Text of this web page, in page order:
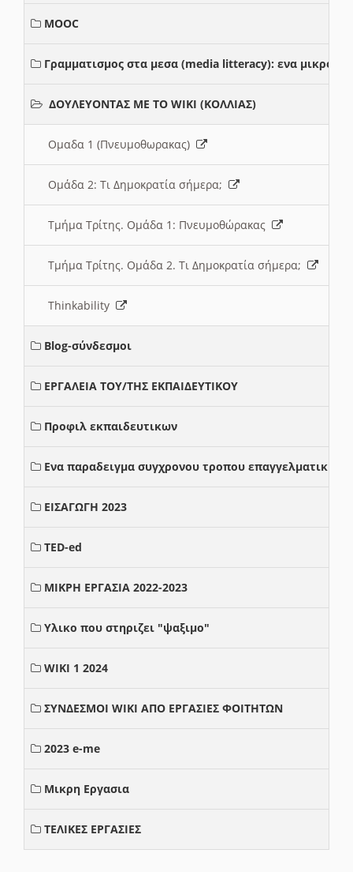
MOOC
Γραμματισμος στα μεσα (media litteracy): ενα μικρο
ΔΟΥΛΕΥΟΝΤΑΣ ΜΕ ΤΟ WIKI (ΚΟΛΛΙΑΣ)
Ομαδα 1 (Πνευμοθωρακας)
Ομάδα 2: Τι Δημοκρατία σήμερα;
Τμήμα Τρίτης. Ομάδα 1: Πνευμοθώρακας
Τμήμα Τρίτης. Ομάδα 2. Τι Δημοκρατία σήμερα;
Thinkability
Blog-σύνδεσμοι
ΕΡΓΑΛΕΙΑ ΤΟΥ/ΤΗΣ ΕΚΠΑΙΔΕΥΤΙΚΟΥ
Προφιλ εκπαιδευτικων
Ενα παραδειγμα συγχρονου τροπου επαγγελματικης
ΕΙΣΑΓΩΓΗ 2023
TED-ed
ΜΙΚΡΗ ΕΡΓΑΣΙΑ 2022-2023
Υλικο που στηριζει "ψαξιμο"
WIKI 1 2024
ΣΥΝΔΕΣΜΟΙ WIKI ΑΠΟ ΕΡΓΑΣΙΕΣ ΦΟΙΤΗΤΩΝ
2023 e-me
Μικρη Εργασια
ΤΕΛΙΚΕΣ ΕΡΓΑΣΙΕΣ